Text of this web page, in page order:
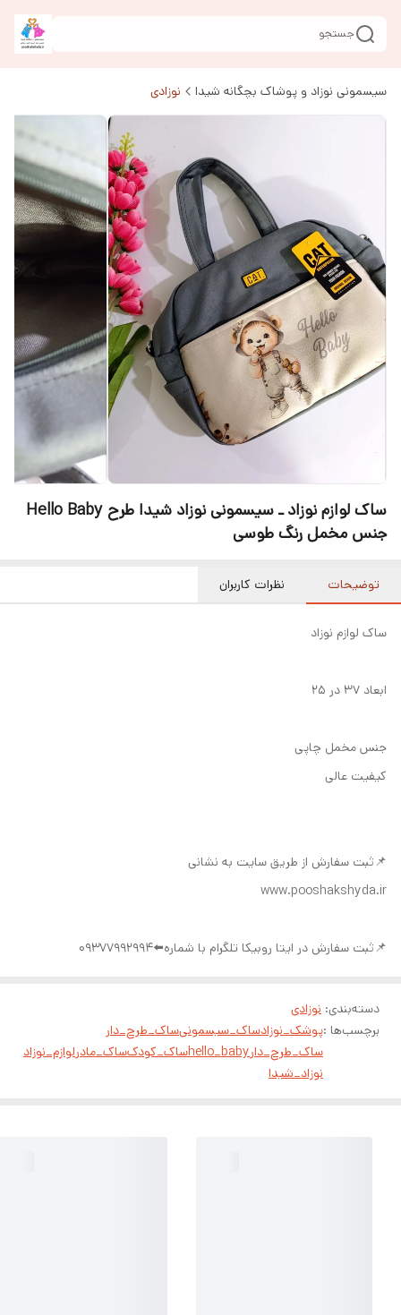
جستجو
سیسمونی نوزاد و پوشاک بچگانه شیدا نوزادی
ساک لوازم نوزاد ـ سیسمونی نوزاد شیدا طرح Hello Baby
جنس مخمل رنگ طوسی
توضیحات نظرات کاربران
ساک لوازم نوزاد
ابعاد ۳۷ در ۲۵
جنس مخمل چاپی
کیفیت عالی
📌ثبت سفارش از طریق سایت به نشانی
www.pooshakshyda.ir
📌ثبت سفارش در ایتا روبیکا تلگرام با شماره⬅️09377992994
دسته‌بندی: نوزادی
برچسب‌ها :پوشک_نوزادساک_سیسمونیساک_طرح_دار
ساک_طرح_دارhello_baby
ساک_کودکساک_مادرلوازم_نوزاد
نوزاد_شیدا